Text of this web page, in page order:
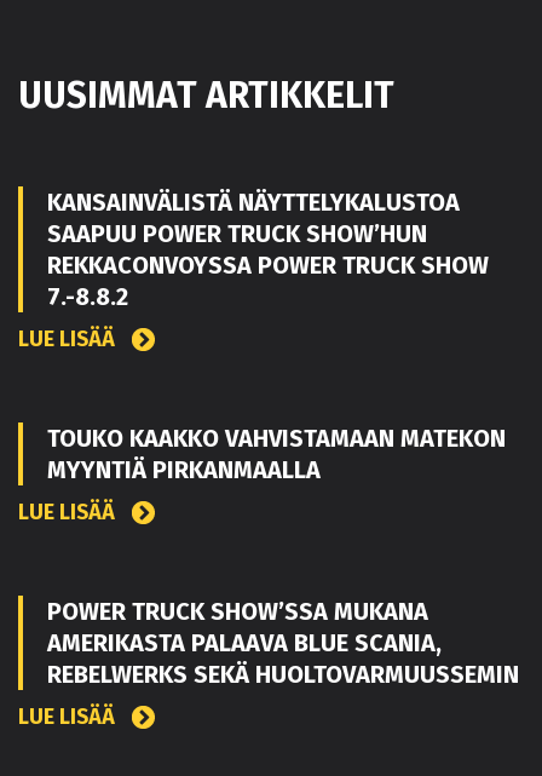
UUSIMMAT ARTIKKELIT
KANSAINVÄLISTÄ NÄYTTELYKALUSTOA
SAAPUU POWER TRUCK SHOW’HUN
REKKACONVOYSSA POWER TRUCK SHOW
7.-8.8.2
LUE LISÄÄ
TOUKO KAAKKO VAHVISTAMAAN MATEKON
MYYNTIÄ PIRKANMAALLA
LUE LISÄÄ
POWER TRUCK SHOW’SSA MUKANA
AMERIKASTA PALAAVA BLUE SCANIA,
REBELWERKS SEKÄ HUOLTOVARMUUSSEMIN
LUE LISÄÄ